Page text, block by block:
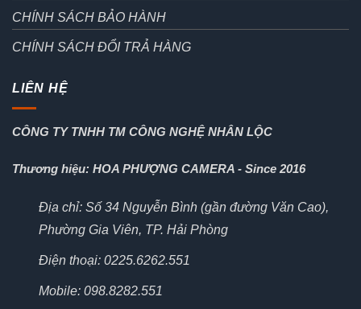
CHÍNH SÁCH BẢO HÀNH
CHÍNH SÁCH ĐỔI TRẢ HÀNG
LIÊN HỆ
CÔNG TY TNHH TM CÔNG NGHỆ NHÂN LỘC
Thương hiệu: HOA PHƯỢNG CAMERA - Since 2016
Địa chỉ: Số 34 Nguyễn Bình (gần đường Văn Cao),
Phường Gia Viên, TP. Hải Phòng
Điện thoại: 0225.6262.551
Mobile: 098.8282.551